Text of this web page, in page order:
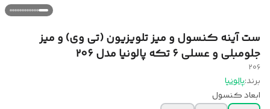
ست آینه کنسول و میز تلویزیون (تی وی) و میز
جلومبلی و عسلی ۶ تکه پالونیا مدل ۲۰۶
206
برند:پالونیا
ابعاد کنسول